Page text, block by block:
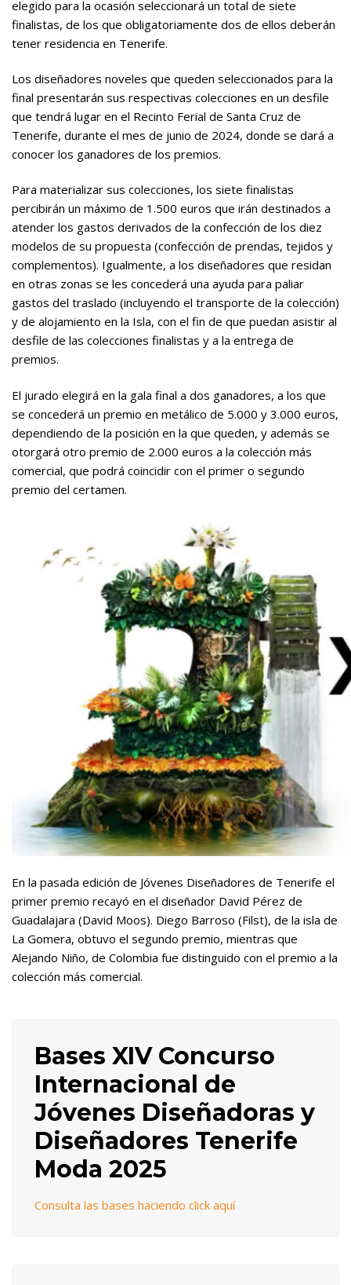
elegido para la ocasión seleccionará un total de siete
finalistas, de los que obligatoriamente dos de ellos deberán
tener residencia en Tenerife.
Los diseñadores noveles que queden seleccionados para la
final presentarán sus respectivas colecciones en un desfile
que tendrá lugar en el Recinto Ferial de Santa Cruz de
Tenerife, durante el mes de junio de 2024, donde se dará a
conocer los ganadores de los premios.
Para materializar sus colecciones, los siete finalistas
percibirán un máximo de 1.500 euros que irán destinados a
atender los gastos derivados de la confección de los diez
modelos de su propuesta (confección de prendas, tejidos y
complementos). Igualmente, a los diseñadores que residan
en otras zonas se les concederá una ayuda para paliar
gastos del traslado (incluyendo el transporte de la colección)
y de alojamiento en la Isla, con el fin de que puedan asistir al
desfile de las colecciones finalistas y a la entrega de
premios.
El jurado elegirá en la gala final a dos ganadores, a los que
se concederá un premio en metálico de 5.000 y 3.000 euros,
dependiendo de la posición en la que queden, y además se
otorgará otro premio de 2.000 euros a la colección más
comercial, que podrá coincidir con el primer o segundo
premio del certamen.
En la pasada edición de Jóvenes Diseñadores de Tenerife el
primer premio recayó en el diseñador David Pérez de
Guadalajara (David Moos). Diego Barroso (Filst), de la isla de
La Gomera, obtuvo el segundo premio, mientras que
Alejando Niño, de Colombia fue distinguido con el premio a la
colección más comercial.
Bases XIV Concurso
Internacional de
Jóvenes Diseñadoras y
Diseñadores Tenerife
Moda 2025
Consulta las bases haciendo click aquí